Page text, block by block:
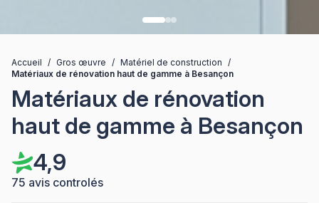
Accueil / Gros œuvre / Matériel de construction /
Matériaux de rénovation haut de gamme à Besançon
Matériaux de rénovation
haut de gamme à Besançon
4,9
75 avis controlés